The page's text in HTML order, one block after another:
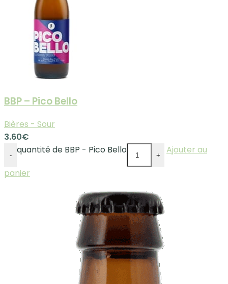
BBP – Pico Bello
Bières - Sour
3.60€
- quantité de BBP - Pico Bello +
Ajouter au
panier